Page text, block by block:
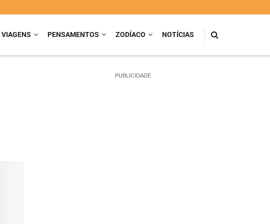
VIAGENS PENSAMENTOS ZODÍACO NOTÍCIAS
PUBLICIDADE